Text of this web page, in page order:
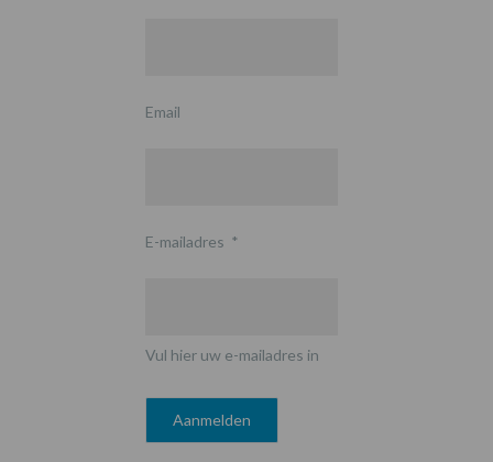
Email
E-mailadres *
Vul hier uw e-mailadres in